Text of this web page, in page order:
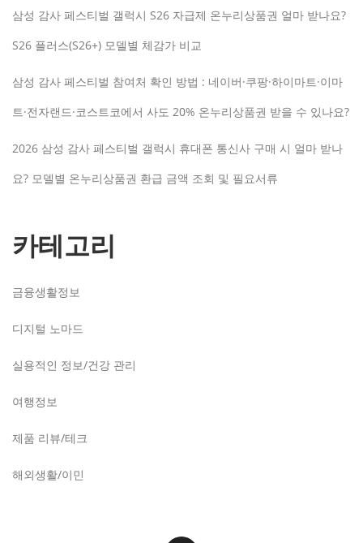
삼성 감사 페스티벌 갤럭시 S26 자급제 온누리상품권 얼마 받나요?
S26 플러스(S26+) 모델별 체감가 비교
삼성 감사 페스티벌 참여처 확인 방법 : 네이버·쿠팡·하이마트·이마
트·전자랜드·코스트코에서 사도 20% 온누리상품권 받을 수 있나요?
2026 삼성 감사 페스티벌 갤럭시 휴대폰 통신사 구매 시 얼마 받나
요? 모델별 온누리상품권 환급 금액 조회 및 필요서류
카테고리
금융생활정보
디지털 노마드
실용적인 정보/건강 관리
여행정보
제품 리뷰/테크
해외생활/이민